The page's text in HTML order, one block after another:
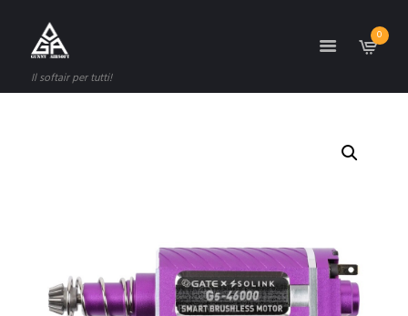
Il softair per tutti!
0